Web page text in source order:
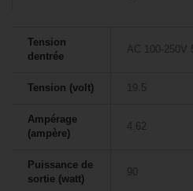
Tension
dentrée
AC 100-250V
Tension (volt) 19.5
Ampérage
(ampère)
4.62
Puissance de
sortie (watt)
90